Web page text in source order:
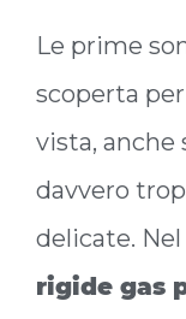
Le prime
scoperta
vista, anche
davvero
delicate.
rigide gas